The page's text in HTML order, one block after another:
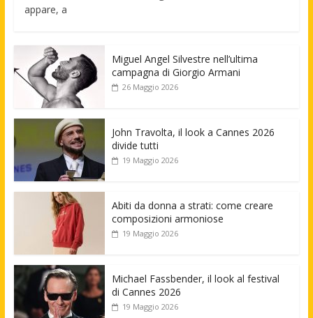
appare, a
Miguel Angel Silvestre nell’ultima
campagna di Giorgio Armani
26 Maggio 2026
John Travolta, il look a Cannes 2026
divide tutti
19 Maggio 2026
Abiti da donna a strati: come creare
composizioni armoniose
19 Maggio 2026
Michael Fassbender, il look al festival
di Cannes 2026
19 Maggio 2026